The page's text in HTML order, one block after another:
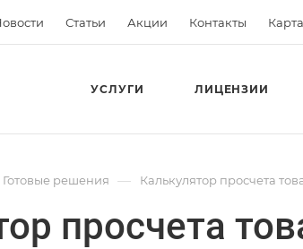
Статьи Акции Контакты
УСЛУГИ ЛИЦЕНЗИИ
Готовые решения — Калькулятор просчета
просчета